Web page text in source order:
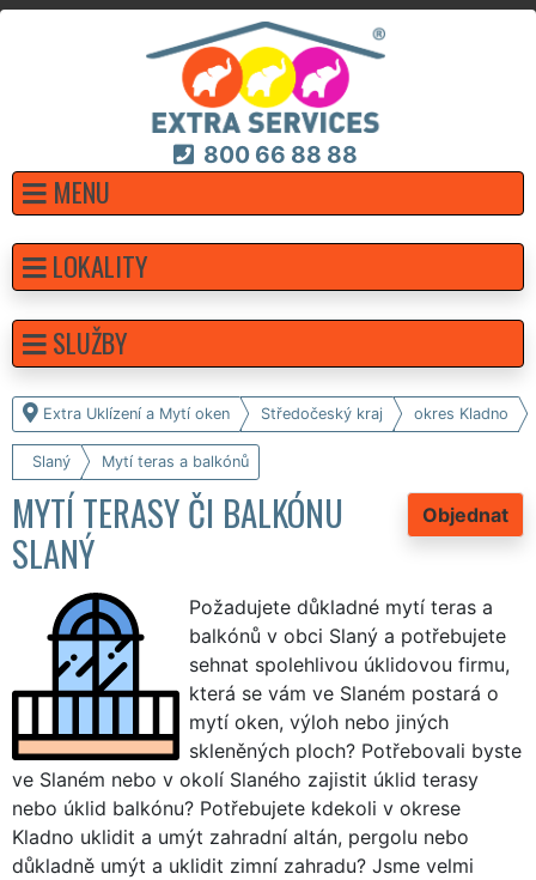
800 66 88 88
MENU
Extra Uklízení a Mytí oken Středočeský kraj okres Kladno
Slaný Mytí teras a balkónů
Objednat
MYTÍ TERASY ČI BALKÓNU
SLANÝ
Požadujete důkladné mytí teras a
balkónů v obci Slaný a potřebujete
sehnat spolehlivou úklidovou firmu,
která se vám ve Slaném postará o
mytí oken, výloh nebo jiných
skleněných ploch? Potřebovali byste
ve Slaném nebo v okolí Slaného zajistit úklid terasy
nebo úklid balkónu? Potřebujete kdekoli v okrese
Kladno uklidit a umýt zahradní altán, pergolu nebo
důkladně umýt a uklidit zimní zahradu? Jsme velmi
LOKALITY
SLUŽBY